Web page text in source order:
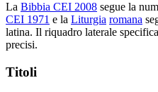
La Bibbia CEI 2008 segue la
CEI 1971 e la Liturgia romana
latina. Il riquadro laterale
precisi.
Titoli